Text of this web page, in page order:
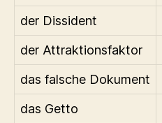
der Dissident
der Attraktionsfaktor
das falsche Dokument
das Getto